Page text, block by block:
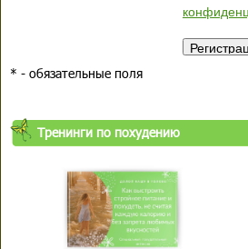
* - обязательные поля
Тренинги по похудению